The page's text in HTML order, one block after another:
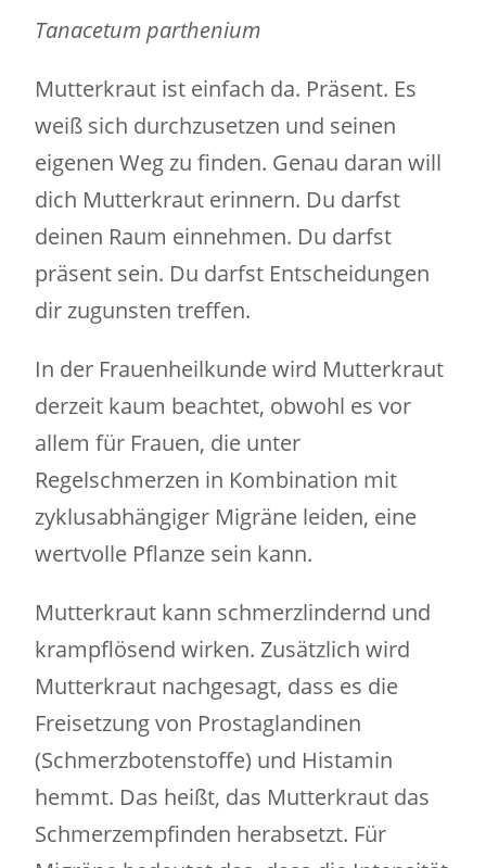
Tanacetum parthenium
Mutterkraut ist einfach da. Präsent. Es
weiß sich durchzusetzen und seinen
eigenen Weg zu finden. Genau daran will
dich Mutterkraut erinnern. Du darfst
deinen Raum einnehmen. Du darfst
präsent sein. Du darfst Entscheidungen
dir zugunsten treffen.
In der Frauenheilkunde wird Mutterkraut
derzeit kaum beachtet, obwohl es vor
allem für Frauen, die unter
Regelschmerzen in Kombination mit
zyklusabhängiger Migräne leiden, eine
wertvolle Pflanze sein kann.
Mutterkraut kann schmerzlindernd und
krampflösend wirken. Zusätzlich wird
Mutterkraut nachgesagt, dass es die
Freisetzung von Prostaglandinen
(Schmerzbotenstoffe) und Histamin
hemmt. Das heißt, das Mutterkraut das
Schmerzempfinden herabsetzt. Für